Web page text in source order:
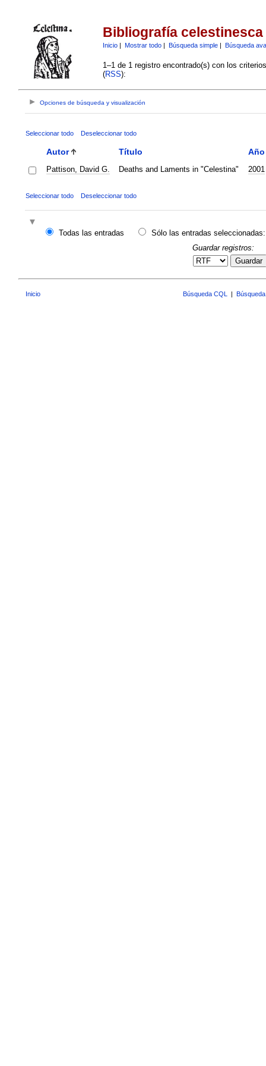
Bibliografía celestinesca
Inicio| Mostrar todo| Búsqueda simple| Búsqueda
1–1 de 1 registro encontrado(s) con los
(RSS):
Opciones de búsqueda y visualización
Seleccionar todo Deseleccionar todo
Autor Título Año
Pattison, David G. Deaths and Laments in "Celestina" 2001
Seleccionar todo Deseleccionar todo
Todas las entradas
Sólo las entradas seleccionadas:
Guardar registros:
Guardar
Inicio Búsqueda CQL